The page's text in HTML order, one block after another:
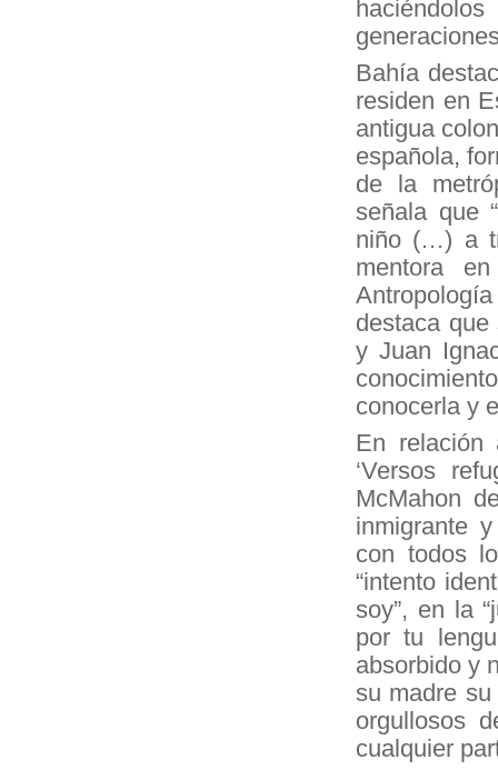
Bahía
residen en
antigua
española,
de la
señala que
niño (…) a
mentora
destaca
y Juan
conocerla y
En relación
‘Versos
McMahon
inmigrante
con todos
“intento
soy”, en la
por tu
absorbido y
su madre su
orgullosos
cualquier